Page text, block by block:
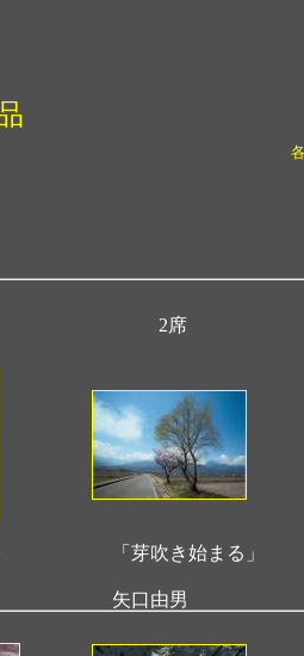
「芽吹き始まる」
矢口由男
2席